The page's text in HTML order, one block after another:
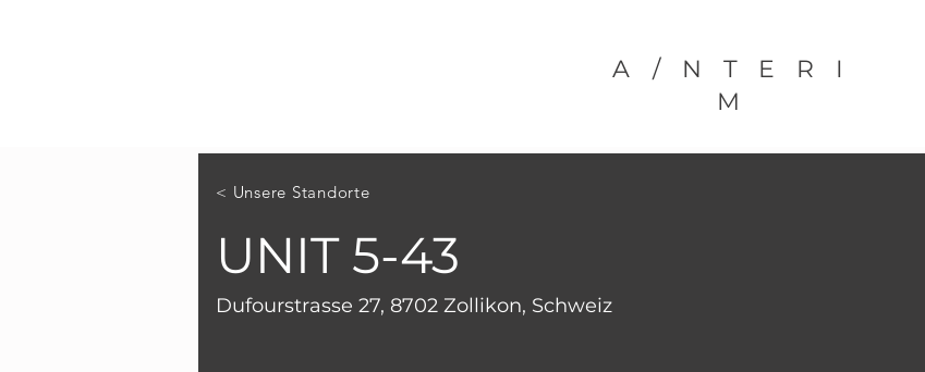
A/NTERI
M
< Unsere Standorte
UNIT 5-43
Dufourstrasse 27, 8702 Zollikon, Schweiz